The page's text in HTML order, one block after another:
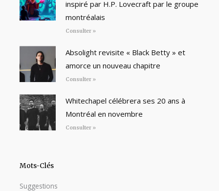
inspiré par H.P. Lovecraft par le groupe
montréalais
Consulter »
Absolight revisite « Black Betty » et
amorce un nouveau chapitre
Consulter »
Whitechapel célébrera ses 20 ans à
Montréal en novembre
Consulter »
Mots-Clés
Suggestions